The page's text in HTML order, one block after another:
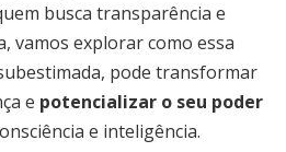
busca transparência e
vamos explorar como essa
pode transformar
e potencializar o seu poder
e inteligência.